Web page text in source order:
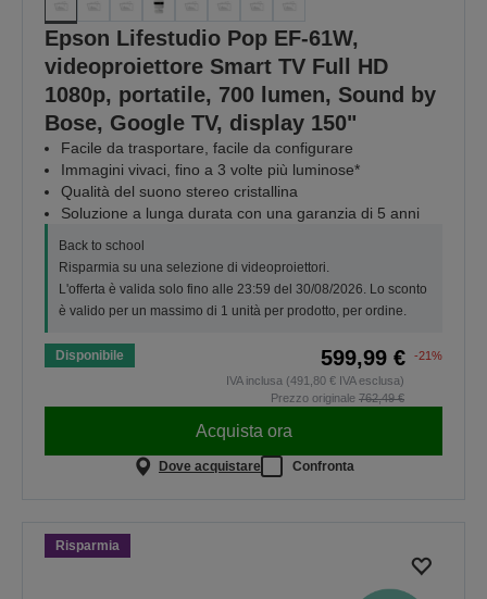
Epson Lifestudio Pop EF-61W,
videoproiettore Smart TV Full HD
1080p, portatile, 700 lumen, Sound by
Bose, Google TV, display 150"
Facile da trasportare, facile da configurare
Immagini vivaci, fino a 3 volte più luminose*
Qualità del suono stereo cristallina
Soluzione a lunga durata con una garanzia di 5 anni
Back to school
Risparmia su una selezione di videoproiettori.
L'offerta è valida solo fino alle 23:59 del 30/08/2026. Lo sconto
è valido per un massimo di 1 unità per prodotto, per ordine.
Disponibile 599,99 €
-21%
IVA inclusa (491,80 € IVA esclusa)
Prezzo originale 762,49 €
Acquista ora
Dove acquistare Confronta
Risparmia